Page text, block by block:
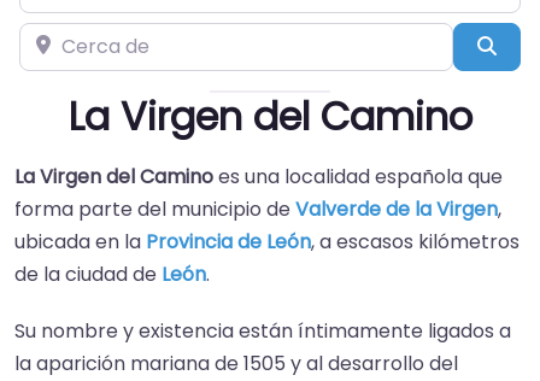
Cerca de
La Virgen del Camino
La Virgen del Caminoes una localidad española que
forma parte del municipio de Valverde de la Virgen,
ubicada en la Provincia de León, a escasos kilómetros
de la ciudad de León.
Su nombre y existencia están íntimamente ligados a
la aparición mariana de 1505 y al desarrollo del